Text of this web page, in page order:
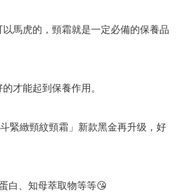
馬虎的，頸霜就是一定必備的保養品
才能起到保養作用。
斗緊緻頸紋頸霜」新款黑金再升级，好
白、知母萃取物等等😘